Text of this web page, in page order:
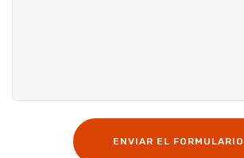
ENVIAR EL FORMULARIO